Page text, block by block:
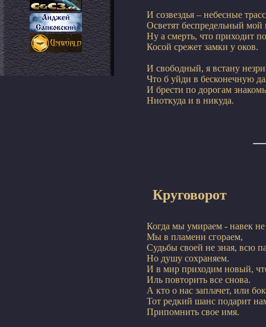
И созвездья – небесные
Осветят беспредельный мой
Ну а смерть, что приходит
Косой срежет замки у оков.
И свободный, я встану
Что б уйди в бесконечную
И брести по дорогам
Круговорот
Когда мы умираем - навек не
Мы в пламени сгораем,
Судьбы своей не зная, всю
Но душу сохраняем.
И в мир приходим новый,
Иль повторить все снова.
А кто о нас заплачет, или
Тот редкий шанс подарит
Припомнить свое имя.